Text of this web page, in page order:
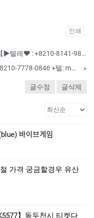
인쇄
"♛위조업체 【ㅋㅏ_톡♥ : bms39】【▶텔레♥ : +8210-8141-9846 +텔: mm8127 】◈♨️ #국가기술자격증대리시험 #공인영어시험대리시험 #토익대리시험♨️위조전문업체#성적증명서위조#간호사면허증위조#운전면허증위조
"▣대학교학위증제작업체 「✚텔@레:+8210-7778-0846 +텔: mmk773」[㉸톡ID: bms39] 병원진단서위조Ø졸업증명서위조 Ø국가기술자격증위조 Ø 졸업장제작Ø오픽대리시험 Øㅋㅏ톡bms39텔@레:+8210-7778
»
글수정 글삭제
바이브게임
가격 궁금할경우 유산
】동두천시 티켓다